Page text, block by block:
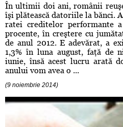
În ultimii doi ani, românii
îşi plătească datoriile la bănci.
ratei creditelor performante
procente, în creştere cu
de anul 2012. E adevărat, a
1,3% în luna august, faţă de
iunie, însă acest lucru arată
anului vom avea o ...
(9 noiembrie 2014)